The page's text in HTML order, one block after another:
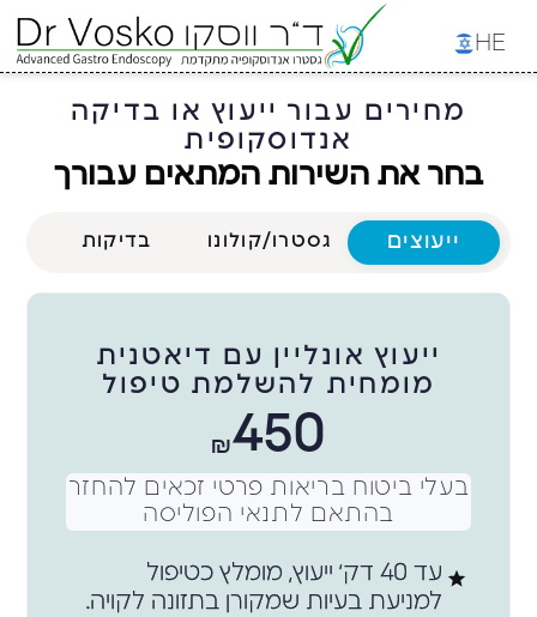
HE
מחירים עבור ייעוץ או בדיקה
אנדוסקופית
בחר את השירות המתאים עבורך
ייעוצים גסטרו/קולונו בדיקות
ייעוץ אונליין עם דיאטנית
מומחית להשלמת טיפול
450
₪
בעלי ביטוח בריאות פרטי זכאים להחזר
בהתאם לתנאי הפוליסה
עד 40 דק׳ ייעוץ, מומלץ כטיפול
למניעת בעיות שמקורן בתזונה לקויה.